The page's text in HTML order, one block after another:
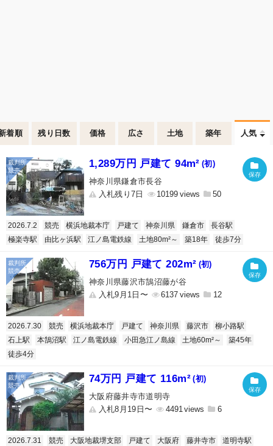
着順 残り日数 価格 広さ 土地 築年 人気
1,289万円 戸建て 94m² (初)
神奈川県鎌倉市長谷
入札残り7日
10199 50
2026.7.2 競売 横浜地裁本庁 戸建て 神奈川県 鎌倉市
長谷駅
極楽寺駅
由比ヶ浜駅 江ノ島電鉄線 土地80m²～ 築18年 徒歩7分
756万円 戸建て 202m² (初)
神奈川県藤沢市鵠沼藤が谷
入札9月1日〜
6137 12
2026.7.30 競売 横浜地裁本庁 戸建て 神奈川県 藤沢市
柳小路駅
石上駅
本鵠沼駅 江ノ島電鉄線 小田急江ノ島線 土地60m²～
築45年
徒歩4分
74万円 戸建て 116m² (初)
大阪府藤井寺市道明寺
入札8月19日〜
4491 6
2026.7.31 競売 大阪地裁堺支部 戸建て 大阪府 藤井寺市
道明寺駅